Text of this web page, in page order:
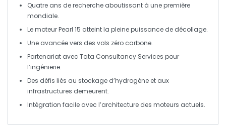
Quatre ans de recherche aboutissant à unepremière
mondiale.
Le moteurPearl 15 atteint la pleine puissance de décollage.
Une avancée vers des vols zéro carbone.
Partenariat avec Tata Consultancy Services pour
l’ingénierie.
Des défis liés au stockage d’hydrogène et aux
infrastructures demeurent.
Intégration facile avec l’architecture des moteurs actuels.